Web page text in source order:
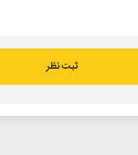
ثبت نظر